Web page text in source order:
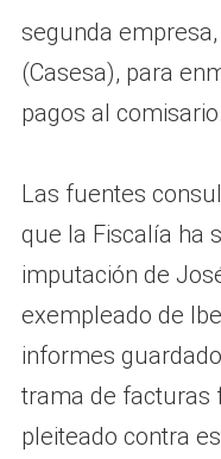
segunda
(Casesa), para
pagos al comisario.
Las fuentes
que la Fiscalía ha
imputación de
exempleado de
informes
trama de facturas
pleiteado contra